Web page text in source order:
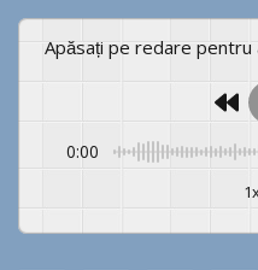
Apăsați pe redare
0:00